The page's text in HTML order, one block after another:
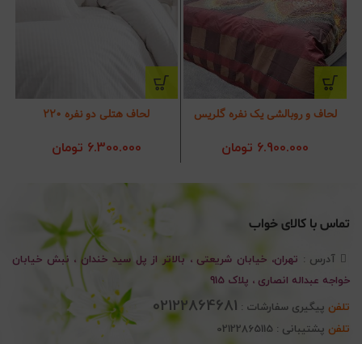
لحاف و روبالشی یک نفره گلریس
6.900.000 تومان
لحاف هتلی دو نفره 220
6.300.000 تومان
تماس با کالای خواب
آدرس : تهران، خیابان شریعتی ، بالاتر از پل سید خندان ، نبش خیابان
خواجه عبداله انصاری ، پلاک 915
تلفن پیگیری سفارشات : 02122864681
تلفن پشتیبانی : 02122865115